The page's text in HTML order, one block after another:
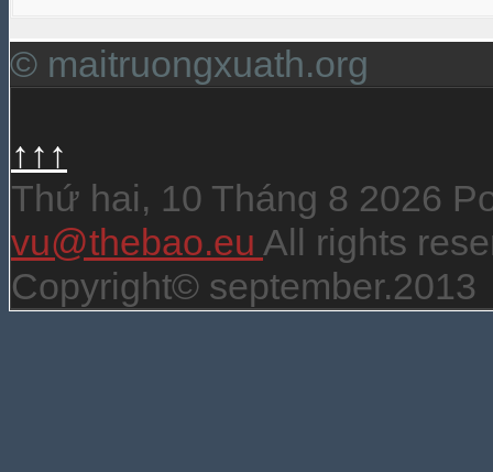
© maitruongxuath.org
↑↑↑
Thứ hai, 10 Tháng 8 2026
vu@thebao.eu All rights
Copyright© september.2013